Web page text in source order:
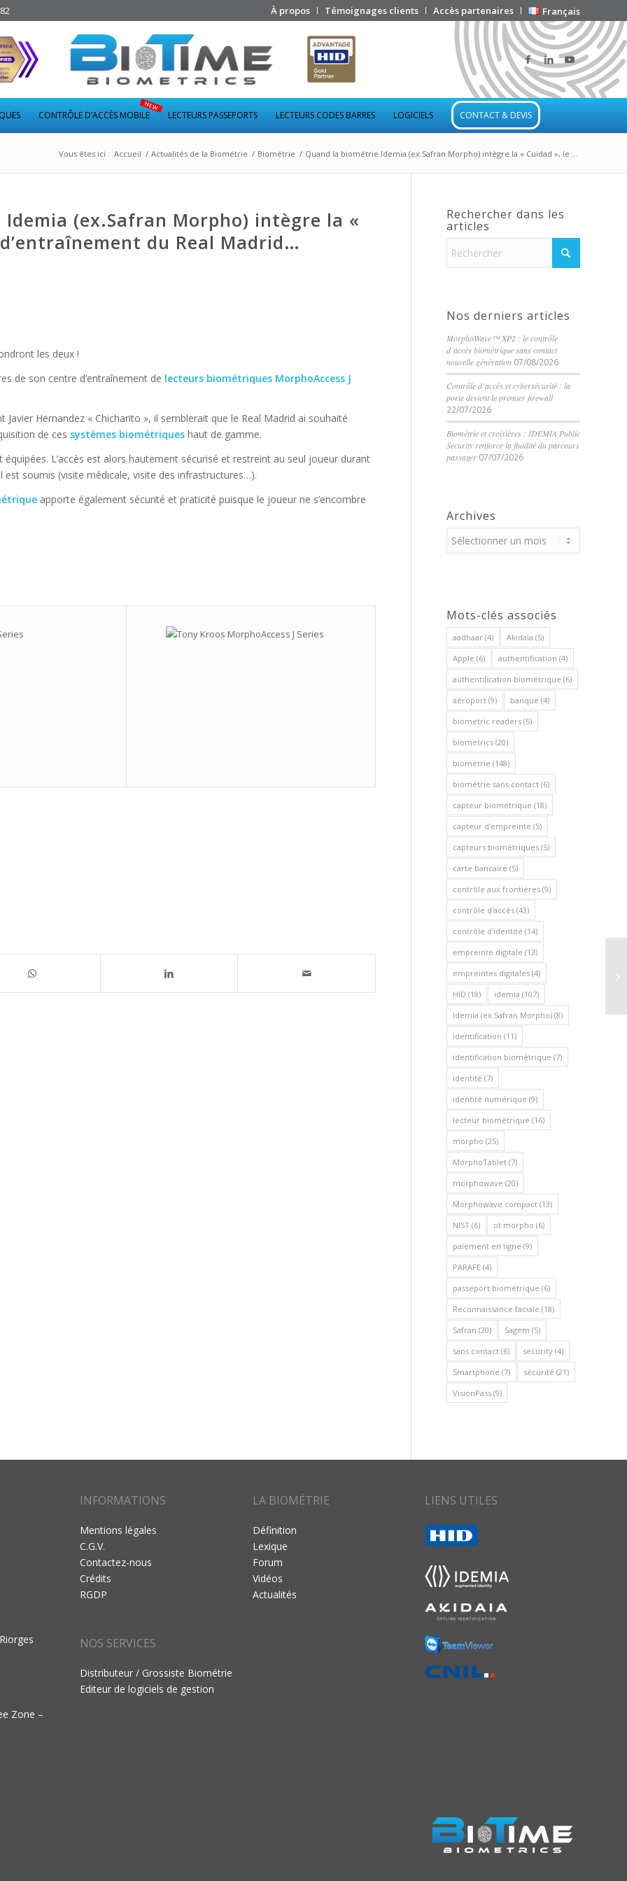
À propos Témoignages clients Accès partenaires Français
CONTRÔLE D’ACCÈS MOBILE LECTEURS PASSEPORTS LECTEURS CODES BARRES LOGICIELS CONTACT & DEVIS
Vous êtes ici : Accueil / Actualités de la Biométrie / Biométrie / Quand la biométrie Idemia (ex.Safran Morpho) intègre la « Cuidad », le ...
(ex.Safran Morpho) intègre la «
du Real Madrid…
les deux !
de son centre d’entraînement de lecteurs biométriques MorphoAccess J
Javier Hernandez « Chicharito », il semblerait que le Real Madrid ai souhaité
de ces systèmes biométriques haut de gamme.
L’accès est alors hautement sécurisé et restreint au seul joueur durant
est soumis (visite médicale, visite des infrastructures…).
apporte également sécurité et praticité puisque le joueur ne s’encombre
Rechercher dans les
articles
Nos derniers articles
MorphoWave™ XP2 : le contrôle
d’accès biométrique sans contact
nouvelle génération 07/08/2026
Contrôle d’accès et cybersécurité : la
porte devient le premier firewall
22/07/2026
Biométrie et croisières : IDEMIA Public
Security renforce la fluidité du parcours
passager 07/07/2026
Archives
Mots-clés associés
aadhaar (4) Akidaia (5)
Apple (6) authentification (4)
authentification biométrique (6)
aéroport (9) banque (4)
biometric readers (5)
biometrics (20)
biométrie (148)
biométrie sans contact (6)
capteur biométrique (18)
capteur d'empreinte (5)
capteurs biométriques (5)
carte bancaire (5)
contrôle aux frontières (9)
contrôle d'accès (43)
contrôle d'identité (14)
empreinte digitale (13)
empreintes digitales (4)
HID (18) idemia (107)
Idemia (ex.Safran Morpho) (8)
identification (11)
identification biométrique (7)
identité (7)
identité numérique (9)
lecteur biométrique (16)
morpho (25)
MorphoTablet (7)
morphowave (20)
Morphowave compact (13)
NIST (6) ot morpho (6)
paiement en ligne (9)
PARAFE (4)
passeport biométrique (6)
Reconnaissance faciale (18)
Safran (20) Sagem (5)
sans contact (6) security (4)
Smartphone (7) sécurité (21)
VisionPass (9)
Zone –
INFORMATIONS
Mentions légales
C.G.V.
Contactez-nous
Crédits
RGDP
NOS SERVICES
Distributeur / Grossiste Biométrie
Editeur de logiciels de gestion
LA BIOMÉTRIE
Définition
Lexique
Forum
Vidéos
Actualités
LIENS UTILES